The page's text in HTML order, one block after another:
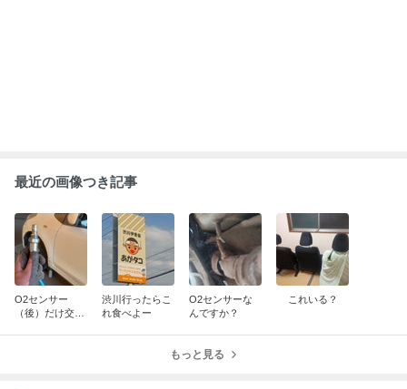
最近の画像つき記事
O2センサー
（後）だけ交換
渋川行ったらこ
れ食べよー
O2センサーな
んですか？
これいる？
もっと見る